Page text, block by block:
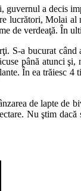
a decis
lucrători, Molai al
de verdeaţă. În
a bucurat
până atunci
În ea trăiesc
de lapte de
Nu ştim